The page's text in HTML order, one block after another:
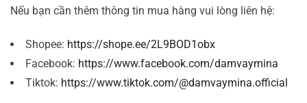
Nếu bạn cần thêm thông tin mua hàng vui lòng liên hệ:
Shopee: https://shope.ee/2L9BOD1obx
Facebook: https://www.facebook.com/damvaymina
Tiktok: https://www.tiktok.com/@damvaymina.official